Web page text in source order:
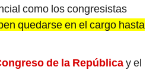
como los congresistas
quedarse en el cargo hasta
de la Repúblicay el